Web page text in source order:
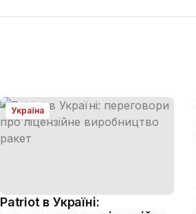
Україна
Patriot в Україні: